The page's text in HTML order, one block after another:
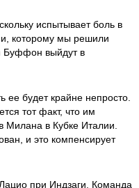
испытывает боль в
которому мы решили
Буффон выйдут в
будет крайне непросто.
тот факт, что им
Милана в Кубке Италии.
и это компенсирует
при Индзаги. Команда